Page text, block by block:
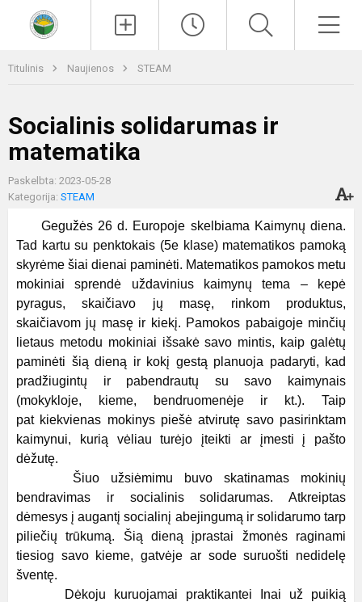
Titulinis Naujienos STEAM
Socialinis solidarumas ir
matematika
Paskelbta: 2023-05-28
Kategorija: STEAM
Gegužės 26 d. Europoje skelbiama Kaimynų diena.
Tad kartu su penktokais (5e klase) matematikos pamoką
skyrėme šiai dienai paminėti. Matematikos pamokos metu
mokiniai sprendė uždavinius kaimynų tema – kepė
pyragus, skaičiavo jų masę, rinkom produktus,
skaičiavom jų masę ir kiekį. Pamokos pabaigoje minčių
lietaus metodu mokiniai išsakė savo mintis, kaip galėtų
paminėti šią dieną ir kokį gestą planuoja padaryti, kad
pradžiugintų ir pabendrautų su savo kaimynais
(mokykloje, kieme, bendruomenėje ir kt.). Taip
pat kiekvienas mokinys piešė atvirutę savo pasirinktam
kaimynui, kurią vėliau turėjo įteikti ar įmesti į pašto
dėžutę.
Šiuo užsiėmimu buvo skatinamas mokinių
bendravimas ir socialinis solidarumas. Atkreiptas
dėmesys į augantį socialinį abejingumą ir solidarumo tarp
piliečių trūkumą. Šią dieną įprastai žmonės raginami
tiesiog savo kieme, gatvėje ar sode suruošti nedidelę
šventę.
Dėkoju kuruojamai praktikantei Inai už puikią